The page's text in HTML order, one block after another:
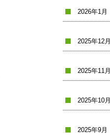
2026年1月
2025年12月
2025年11月
2025年10月
2025年9月